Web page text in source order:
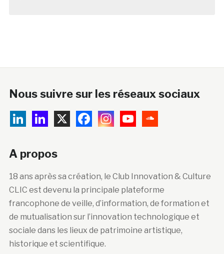
Nous suivre sur les réseaux sociaux
A propos
18 ans après sa création, le Club Innovation & Culture
CLIC est devenu la principale plateforme
francophone de veille, d’information, de formation et
de mutualisation sur l’innovation technologique et
sociale dans les lieux de patrimoine artistique,
historique et scientifique.